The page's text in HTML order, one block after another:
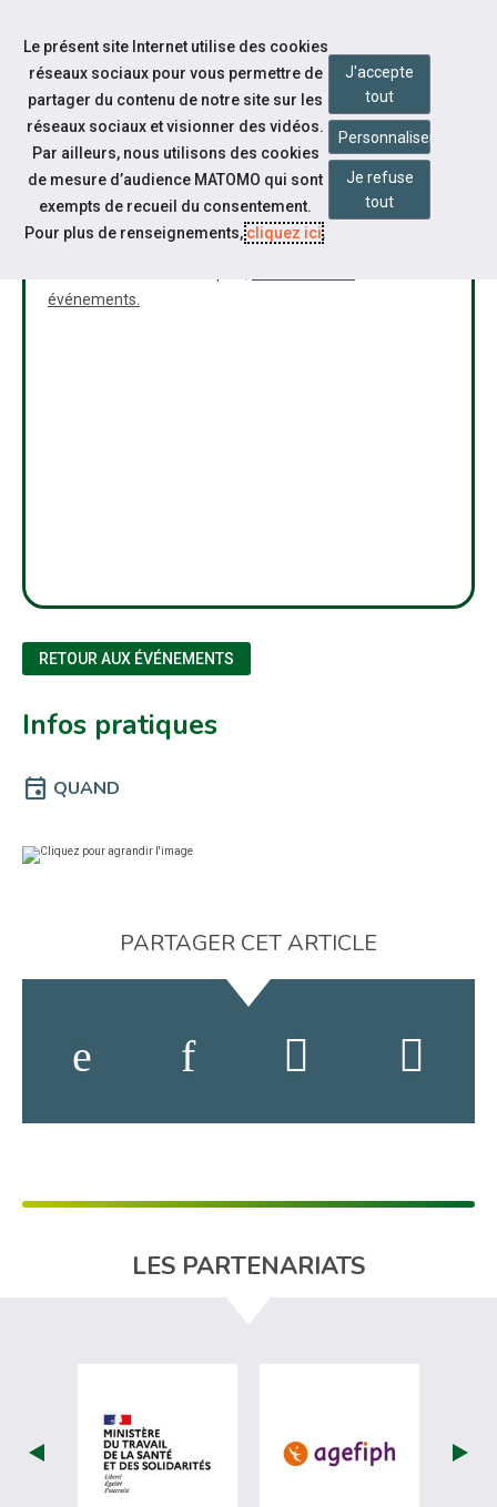
Aller au contenu
Désolé
événements.
RETOUR AUX ÉVÉNEMENTS
Infos pratiques
event QUAND
PARTAGER CET ARTICLE
LES PARTENARIATS
visiter les site de Ministère du travail
visiter les
Le présent site Internet utilise des cookies
réseaux sociaux pour vous permettre de
partager du contenu de notre site sur les
réseaux sociaux et visionner des vidéos.
Par ailleurs, nous utilisons des cookies
de mesure d’audience MATOMO qui sont
exempts de recueil du consentement.
Pour plus de renseignements,cliquez ici.
J'accepte
tout
Personnaliser
Je refuse
tout